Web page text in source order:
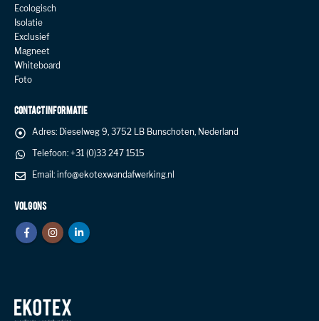
Ecologisch
Isolatie
Exclusief
Magneet
Whiteboard
Foto
CONTACT INFORMATIE
Adres: Dieselweg 9, 3752 LB Bunschoten, Nederland
Telefoon: +31 (0)33 247 1515
Email: info@ekotexwandafwerking.nl
VOLG ONS